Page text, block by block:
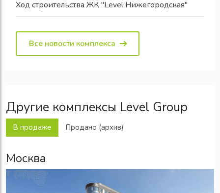
Ход строительства ЖК "Level Нижегородская"
Все новости комплекса
Другие комплексы Level Group
В продаже Продано (архив)
Москва